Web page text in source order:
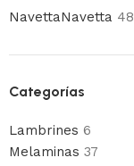
NavettaNavetta 48
Categorías
Lambrines 6
Melaminas 37